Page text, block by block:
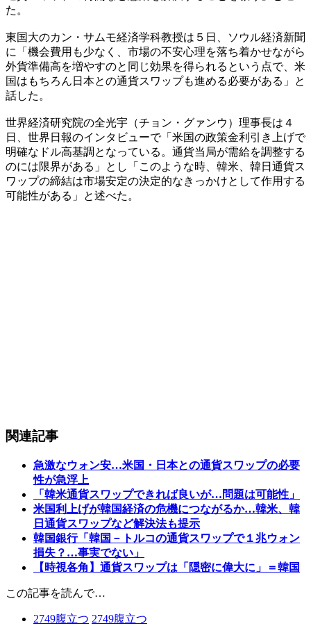
た。
東国大のカン・サムモ経済学科教授は５日、ソウル経済新聞
に「機会費用も少なく、市場の不安心理を落ち着かせながら
外貨準備高を増やすのと同じ効果を得られるという点で、米
国はもちろん日本との通貨スワップも進める必要がある」と
話した。
世界経済研究院の全光宇（チョン・グァンウ）理事長は４
日、世界日報のインタビューで「米国の政策金利引き上げで
明確なドル高基調となっている。通貨当局が需給を調整する
のには限界がある」とし「このような時、韓米、韓日通貨ス
ワップの締結は市場安定の決定的なきっかけとして作用する
可能性がある」と述べた。
関連記事
急激なウォン安…米国・日本との通貨スワップの必要
性が急浮上
「韓米通貨スワップできれば良いが…問題は可能性」
米国利上げが韓国経済の危機につながるか…韓米、韓
日通貨スワップなど解決法も提示
韓国銀行「韓国－トルコの通貨スワップで１兆ウォン
損失？…事実でない」
【時視各角】通貨スワップは「隠密に偉大に」＝韓国
この記事を読んで…
2749腹立つ 2749腹立つ